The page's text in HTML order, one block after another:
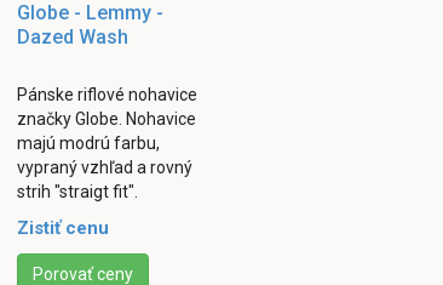
Globe - Lemmy -
Dazed Wash
Pánske riflové nohavice
značky Globe. Nohavice
majú modrú farbu,
vypraný vzhľad a rovný
strih "straigt fit".
Obsahujú dve vrecká
vpredu a dve vzadu.
Zapínanie v ...
Zistiť cenu
Porovať ceny